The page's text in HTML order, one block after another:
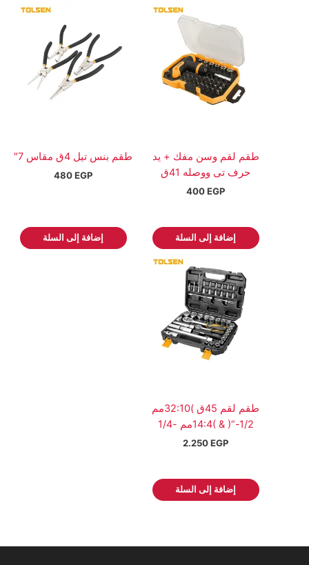
طقم لقم وسن مفك + يد
حرف تى ووصله 41ق
400EGP
إضافة إلى السلة
طقم بنس تيل 4ق مقاس 7″
480EGP
إضافة إلى السلة
طقم لقم 45ق )32:10مم
1/2-“( & )14:4مم -1/4
2.250EGP
إضافة إلى السلة